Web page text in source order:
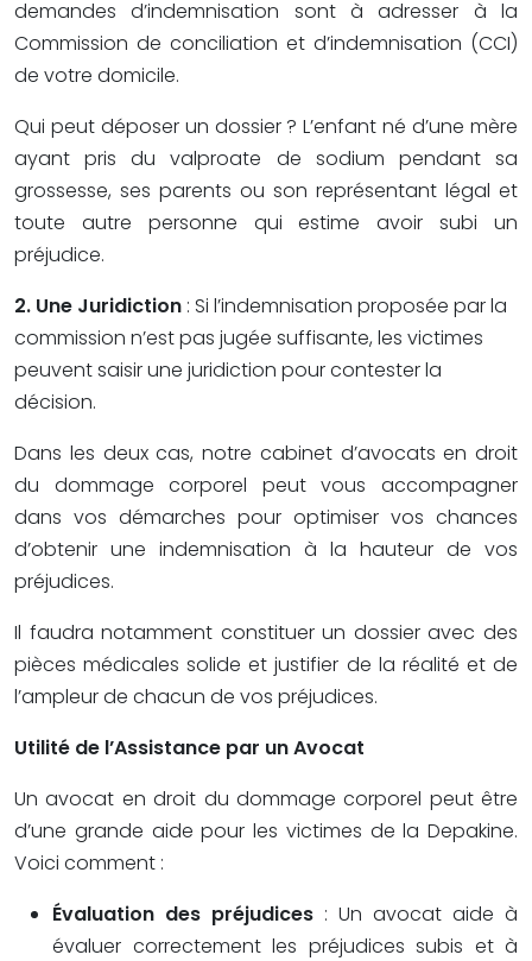
demandes d’indemnisation sont à adresser à la
Commission de conciliation et d’indemnisation (CCI)
de votre domicile.
Qui peut déposer un dossier ? L’enfant né d’une mère
ayant pris du valproate de sodium pendant sa
grossesse, ses parents ou son représentant légal et
toute autre personne qui estime avoir subi un
préjudice.
2. Une Juridiction : Si l’indemnisation proposée par la
commission n’est pas jugée suffisante, les victimes
peuvent saisir une juridiction pour contester la
décision.
Dans les deux cas, notre cabinet d’avocats en droit
du dommage corporel peut vous accompagner
dans vos démarches pour optimiser vos chances
d’obtenir une indemnisation à la hauteur de vos
préjudices.
Il faudra notamment constituer un dossier avec des
pièces médicales solide et justifier de la réalité et de
l’ampleur de chacun de vos préjudices.
Utilité de l’Assistance par un Avocat
Un avocat en droit du dommage corporel peut être
d’une grande aide pour les victimes de la Depakine.
Voici comment :
Évaluation des préjudices : Un avocat aide à
évaluer correctement les préjudices subis et à